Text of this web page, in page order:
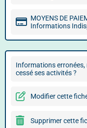
MOYENS DE
Informations
Informations
cessé ses activités ?
Modifier cette
Supprimer cette